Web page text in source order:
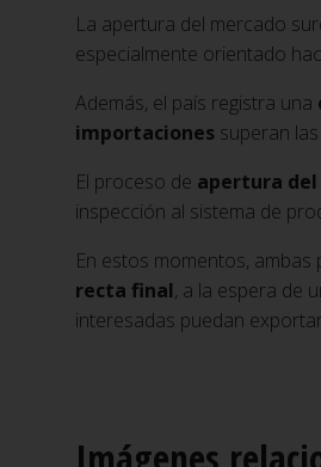
La apertura del mercado
especialmente orientado
Además, el país registra una
importaciones superan las
El proceso de apertura del
inspección al sistema de
En estos momentos,
recta final, a la espera de
interesadas puedan